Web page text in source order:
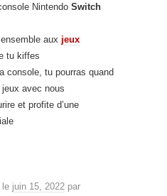
Nintendo Switch
aux jeux
tu kiffes
console, tu pourras quand
avec nous
et profite d’une
le juin 15, 2022 par